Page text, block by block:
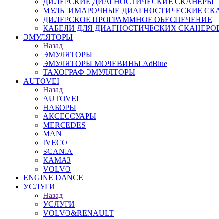
ДИЛЕРСКИЕ ДИАГНОСТИЧЕСКИЕ СКАНЕРЫ
МУЛЬТИМАРОЧНЫЕ ДИАГНОСТИЧЕСКИЕ
ДИЛЕРСКОЕ ПРОГРАММНОЕ ОБЕСПЕЧЕНИЕ
КАБЕЛИ ДЛЯ ДИАГНОСТИЧЕСКИХ
ЭМУЛЯТОРЫ
Назад
ЭМУЛЯТОРЫ
ЭМУЛЯТОРЫ МОЧЕВИНЫ АdBlue
ТАХОГРАФ ЭМУЛЯТОРЫ
AUTOVEI
Назад
AUTOVEI
НАБОРЫ
АКСЕССУАРЫ
MERCEDES
MAN
IVECO
SCANIA
КАМАЗ
VOLVO
ENGINE DANCE
УСЛУГИ
Назад
УСЛУГИ
VOLVO&RENAULT